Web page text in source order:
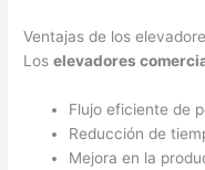
Ventajas de los
Loselevadores
Flujo eficiente de
Reducción de
Mejora en la